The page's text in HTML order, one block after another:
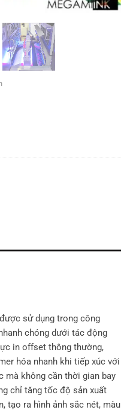
sử dụng trong công
chóng dưới tác động
in offset thông thường,
hóa nhanh khi tiếp xúc với
mà không cần thời gian bay
chỉ tăng tốc độ sản xuất
tạo ra hình ảnh sắc nét, màu